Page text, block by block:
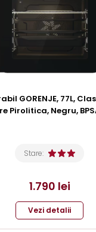
GORENJE, 77L,
Pirolitica, Negru,
Stare:
1.790 lei
Vezi detalii